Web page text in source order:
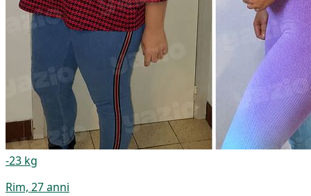
-23 kg
Rim, 27 anni